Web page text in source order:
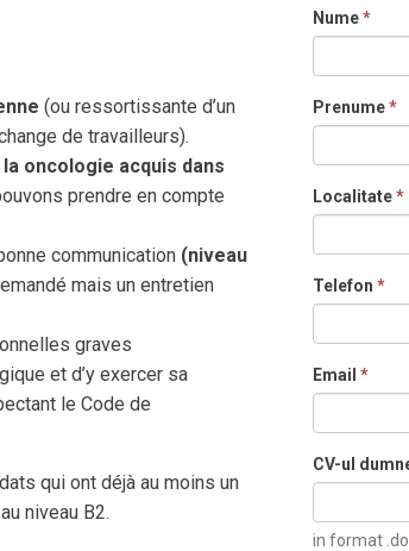
(ou ressortissante d’un
de travailleurs).
oncologie acquis dans
prendre en compte
communication (niveau
mais un entretien
graves
et d’y exercer sa
le Code de
qui ont déjà au moins un
niveau B2.
Nume*
Prenume*
Localitate*
Telefon *
Email *
CV-ul
in format